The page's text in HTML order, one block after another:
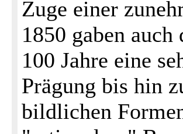
Zuge einer
1850 gaben
100 Jahre eine
Prägung bis hin
bildlichen